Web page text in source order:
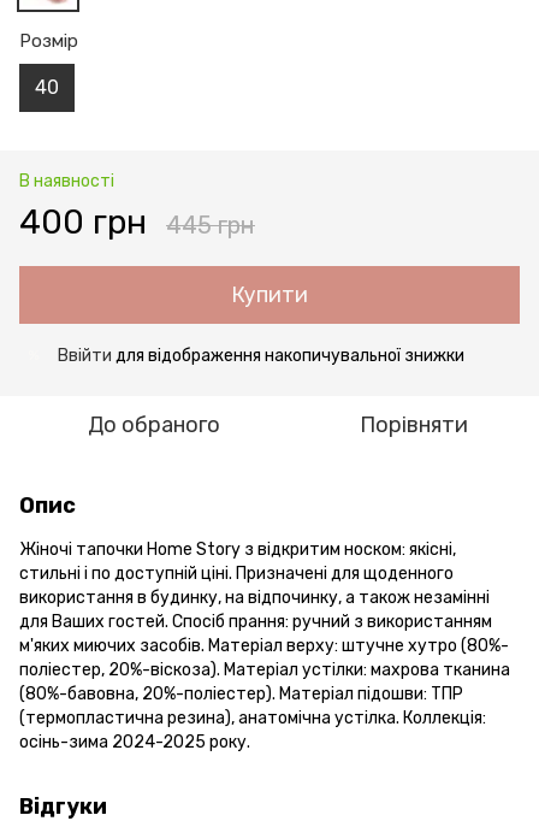
Розмір
40
В наявності
400 грн 445 грн
Купити
Ввійти для відображення накопичувальної знижки
До обраного Порівняти
Опис
Жіночі тапочки Home Story з відкритим носком: якісні,
стильні і по доступній ціні. Призначені для щоденного
використання в будинку, на відпочинку, а також незамінні
для Ваших гостей. Спосіб прання: ручний з використанням
м'яких миючих засобів. Матеріал верху: штучне хутро (80%-
поліестер, 20%-віскоза). Матеріал устілки: махрова тканина
(80%-бавовна, 20%-поліестер). Матеріал підошви: ТПР
(термопластична резина), анатомічна устілка. Коллекція:
осінь-зима 2024-2025 року.
Відгуки